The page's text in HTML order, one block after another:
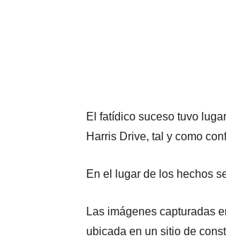
El fatídico suceso tuvo
Harris Drive, tal y como
En el lugar de los hechos
Las imágenes capturadas
ubicada en un sitio de